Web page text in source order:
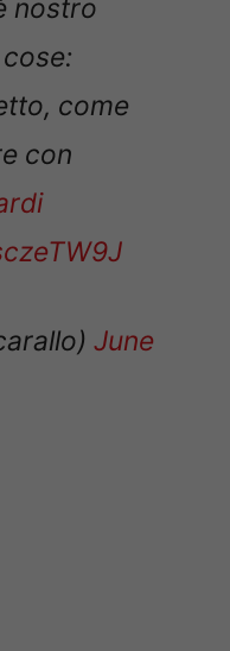
nostro
come
con
June